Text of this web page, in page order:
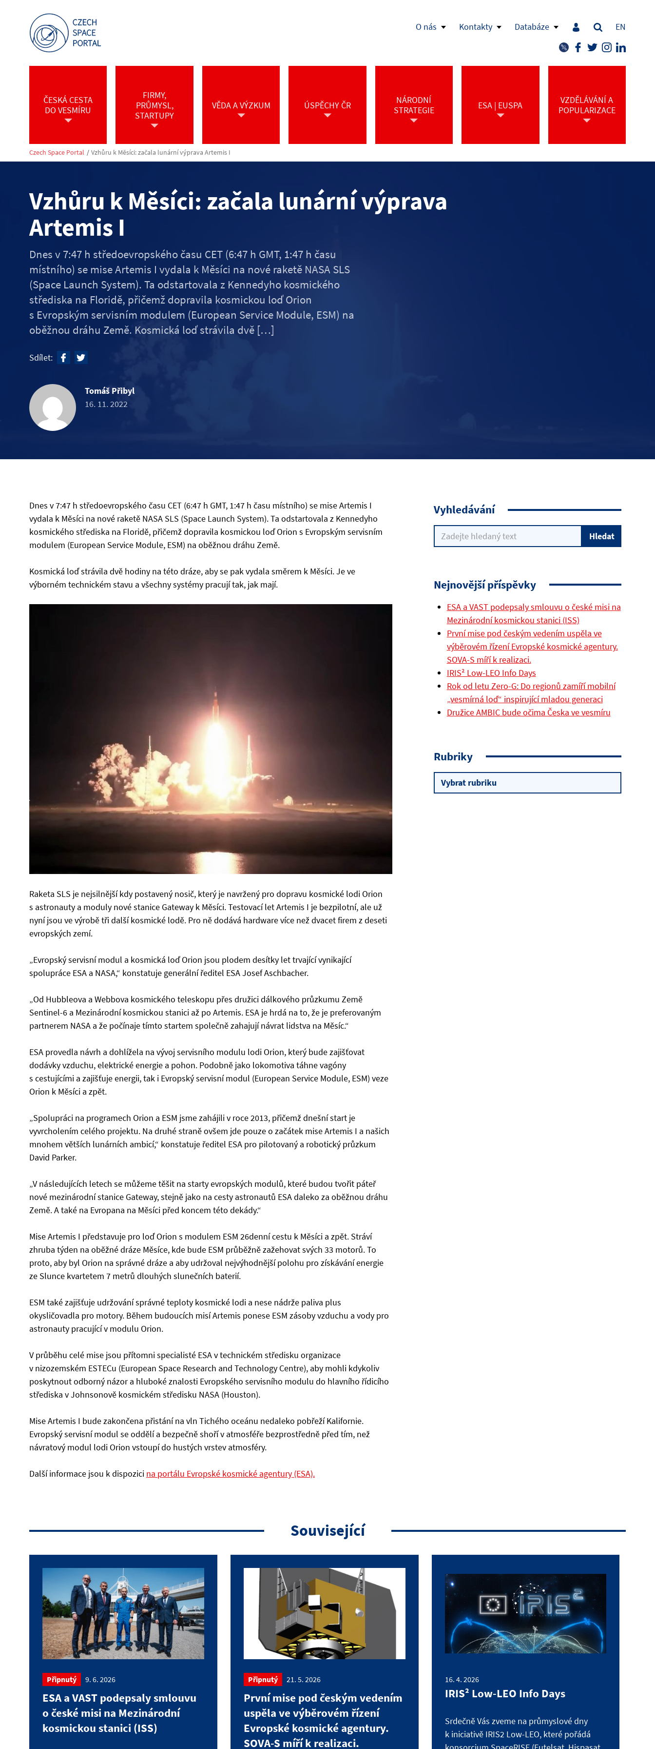
O nás Kontakty Databáze EN
ČESKÁ CESTA
DO VESMÍRU
FIRMY,
PRŮMYSL,
STARTUPY
VĚDA A VÝZKUM ÚSPĚCHY ČR
NÁRODNÍ
STRATEGIE
ESA | EUSPA
VZDĚLÁVÁNÍ A
POPULARIZACE
Czech Space Portal / Vzhůru k Měsíci: začala lunární výprava Artemis I
Vzhůru k Měsíci: začala lunární výprava
Artemis I
Dnes v 7:47 h středoevropského času CET (6:47 h GMT, 1:47 h času
místního) se mise Artemis I vydala k Měsíci na nové raketě NASA SLS
(Space Launch System). Ta odstartovala z Kennedyho kosmického
střediska na Floridě, přičemž dopravila kosmickou loď Orion
s Evropským servisním modulem (European Service Module, ESM) na
oběžnou dráhu Země. Kosmická loď strávila dvě […]
Sdílet:
Tomáš Přibyl
16. 11. 2022
Dnes v 7:47 h středoevropského času CET (6:47 h GMT, 1:47 h času místního) se mise Artemis I
vydala k Měsíci na nové raketě NASA SLS (Space Launch System). Ta odstartovala z Kennedyho
kosmického střediska na Floridě, přičemž dopravila kosmickou loď Orion s Evropským servisním
modulem (European Service Module, ESM) na oběžnou dráhu Země.
Kosmická loď strávila dvě hodiny na této dráze, aby se pak vydala směrem k Měsíci. Je ve
výborném technickém stavu a všechny systémy pracují tak, jak mají.
Raketa SLS je nejsilnější kdy postavený nosič, který je navržený pro dopravu kosmické lodi Orion
s astronauty a moduly nové stanice Gateway k Měsíci. Testovací let Artemis I je bezpilotní, ale už
nyní jsou ve výrobě tři další kosmické lodě. Pro ně dodává hardware více než dvacet firem z deseti
evropských zemí.
„Evropský servisní modul a kosmická loď Orion jsou plodem desítky let trvající vynikající
spolupráce ESA a NASA,“ konstatuje generální ředitel ESA Josef Aschbacher.
„Od Hubbleova a Webbova kosmického teleskopu přes družici dálkového průzkumu Země
Sentinel-6 a Mezinárodní kosmickou stanici až po Artemis. ESA je hrdá na to, že je preferovaným
partnerem NASA a že počínaje tímto startem společně zahajují návrat lidstva na Měsíc.“
ESA provedla návrh a dohlížela na vývoj servisního modulu lodi Orion, který bude zajišťovat
dodávky vzduchu, elektrické energie a pohon. Podobně jako lokomotiva táhne vagóny
s cestujícími a zajišťuje energii, tak i Evropský servisní modul (European Service Module, ESM) veze
Orion k Měsíci a zpět.
„Spolupráci na programech Orion a ESM jsme zahájili v roce 2013, přičemž dnešní start je
vyvrcholením celého projektu. Na druhé straně ovšem jde pouze o začátek mise Artemis I a našich
mnohem větších lunárních ambicí,“ konstatuje ředitel ESA pro pilotovaný a robotický průzkum
David Parker.
„V následujících letech se můžeme těšit na starty evropských modulů, které budou tvořit páteř
nové mezinárodní stanice Gateway, stejně jako na cesty astronautů ESA daleko za oběžnou dráhu
Země. A také na Evropana na Měsíci před koncem této dekády.“
Mise Artemis I představuje pro loď Orion s modulem ESM 26denní cestu k Měsíci a zpět. Stráví
zhruba týden na oběžné dráze Měsíce, kde bude ESM průběžně zažehovat svých 33 motorů. To
proto, aby byl Orion na správné dráze a aby udržoval nejvýhodnější polohu pro získávání energie
ze Slunce kvartetem 7 metrů dlouhých slunečních baterií.
ESM také zajišťuje udržování správné teploty kosmické lodi a nese nádrže paliva plus
okysličovadla pro motory. Během budoucích misí Artemis ponese ESM zásoby vzduchu a vody pro
astronauty pracující v modulu Orion.
V průběhu celé mise jsou přítomni specialisté ESA v technickém středisku organizace
v nizozemském ESTECu (European Space Research and Technology Centre), aby mohli kdykoliv
poskytnout odborný názor a hluboké znalosti Evropského servisního modulu do hlavního řídicího
střediska v Johnsonově kosmickém středisku NASA (Houston).
Mise Artemis I bude zakončena přistání na vln Tichého oceánu nedaleko pobřeží Kalifornie.
Evropský servisní modul se oddělí a bezpečně shoří v atmosféře bezprostředně před tím, než
návratový modul lodi Orion vstoupí do hustých vrstev atmosféry.
Další informace jsou k dispozici na portálu Evropské kosmické agentury (ESA).
Vyhledávání
Nejnovější příspěvky
ESA a VAST podepsaly smlouvu o české misi na
Mezinárodní kosmickou stanici (ISS)
První mise pod českým vedením uspěla ve
výběrovém řízení Evropské kosmické agentury.
SOVA-S míří k realizaci.
IRIS² Low-LEO Info Days
Rok od letu Zero-G: Do regionů zamíří mobilní
„vesmírná loď“ inspirující mladou generaci
Družice AMBIC bude očima Česka ve vesmíru
Rubriky
Rubriky
Související
Připnutý 9. 6. 2026
ESA a VAST podepsaly smlouvu
o české misi na Mezinárodní
kosmickou stanici (ISS)
Připnutý 21. 5. 2026
První mise pod českým vedením
uspěla ve výběrovém řízení
Evropské kosmické agentury.
SOVA-S míří k realizaci.
16. 4. 2026
IRIS² Low-LEO Info Days
Srdečně Vás zveme na průmyslové dny
k iniciativě IRIS2 Low-LEO, které pořádá